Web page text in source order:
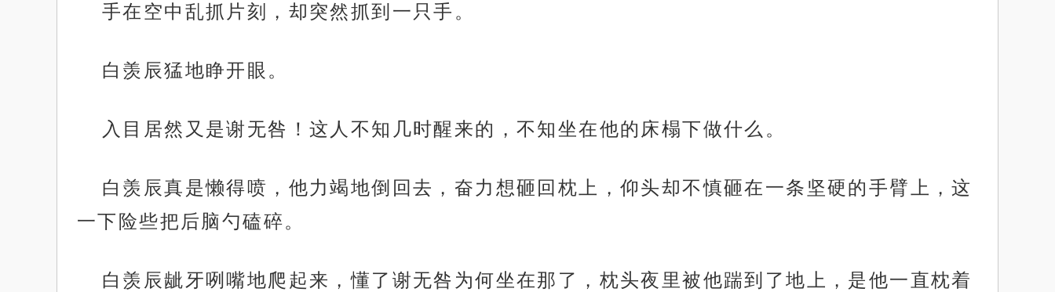
手在空中乱抓片刻，却突然抓到一只手。
白羡辰猛地睁开眼。
入目居然又是谢无咎！这人不知几时醒来的，不知坐在他的床榻下做什么。
白羡辰真是懒得喷，他力竭地倒回去，奋力想砸回枕上，仰头却不慎砸在一条坚硬的手臂上，这
一下险些把后脑勺磕碎。
白羡辰龇牙咧嘴地爬起来，懂了谢无咎为何坐在那了，枕头夜里被他踹到了地上，是他一直枕着